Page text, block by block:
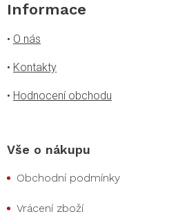
Informace
• O nás
• Kontakty
• Hodnocení obchodu
Vše o nákupu
Obchodní podmínky
Vrácení zboží